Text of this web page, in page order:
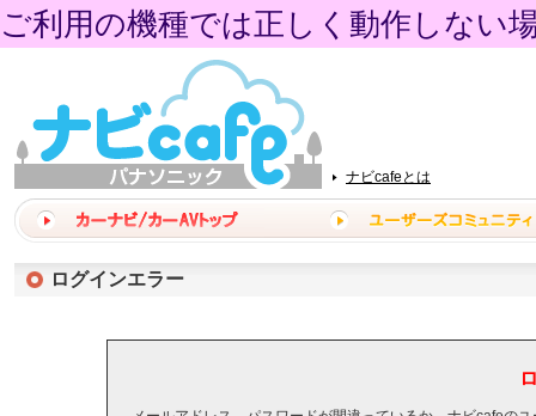
ご利用の機種では正しく動作しない
ナビcafeとは
ログインエラー